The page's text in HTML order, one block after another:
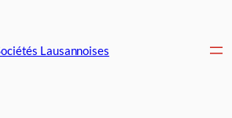
Lausannoises